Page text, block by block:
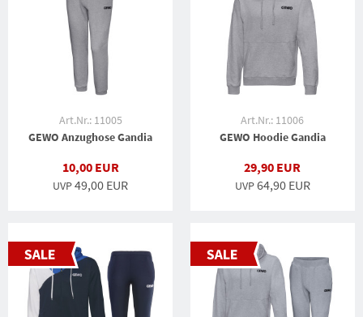
Art.Nr.: 11005
GEWO Anzughose Gandia
10,00 EUR
UVP49,00 EUR
Art.Nr.: 11006
GEWO Hoodie Gandia
29,90 EUR
UVP64,90 EUR